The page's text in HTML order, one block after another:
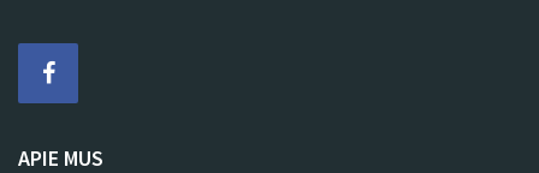
APIE MUS